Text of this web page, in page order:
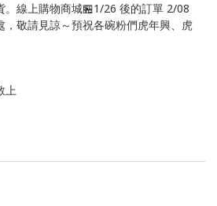
。線上購物商城🏪1/26 後的訂單 2/08
，敬請見諒～預祝各碗粉們虎年興、虎
上